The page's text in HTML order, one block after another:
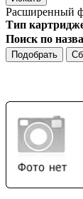
Расширенный
Тип
Поиск по